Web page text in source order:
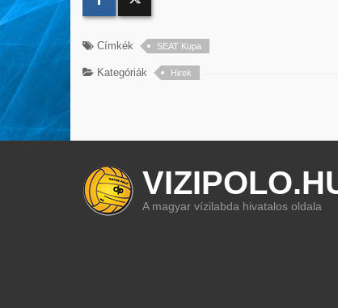
Címkék SEAT Kupa
Kategóriák Hirek
A magyar vízilabda hivatalos oldala